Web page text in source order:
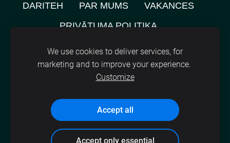
DARITEH
PAR MUMS
VAKANCES
PRIVĀTUMA POLITIKA
NOMNIEKU KARTE
KONTAKTI
SĪKDATNES
©2021, SIA A.M.L.
We use cookies to deliver services, for
marketing and to improve your experience.
Customize
Accept all
Accept only essential